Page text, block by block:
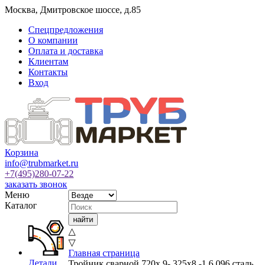
Москва, Дмитровское шоссе, д.85
Спецпредложения
О компании
Оплата и доставка
Клиентам
Контакты
Вход
Корзина
info@trubmarket.ru
+7(495)280-07-22
заказать звонок
Меню
Каталог
Детали
△
▽
Главная страница